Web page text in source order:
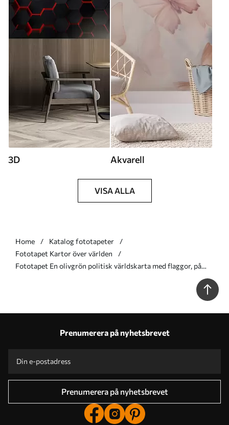
3D Akvarell
VISA ALLA
Home
Katalog fototapeter
Fototapet Kartor över världen
Fototapet En olivgrön politisk världskarta med flaggor, på
Prenumerera på nyhetsbrevet
Prenumerera på nyhetsbrevet